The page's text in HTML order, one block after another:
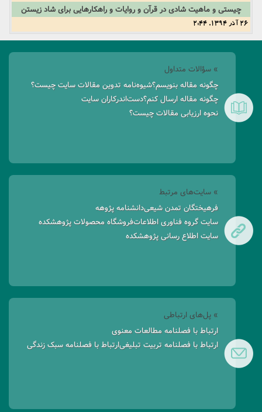
چیستی و ماهیت شادی در قرآن و روایات و راهکارهایی برای شاد زیستن
26 آذر 1394, 2:44
» سؤالات متداول
چگونه مقاله بنویسم؟شیوه‌نامه تدوین مقالات سایت چیست؟
چگونه مقاله ارسال کنم؟دست‌اندرکاران سایت
نحوه ارزیابی مقالات چیست؟
» سایت‌های مرتبط
فرهیختگان تمدن شیعیدانشنامه پژوهه
سایت گروه فناوری اطلاعاتفروشگاه محصولات پژوهشکده
سایت اطلاع رسانی پژوهشکده
» پل‌های ارتباطی
ارتباط با فصلنامه مطالعات معنوی
ارتباط با فصلنامه تربیت تبلیغیارتباط با فصلنامه سبک زندگی